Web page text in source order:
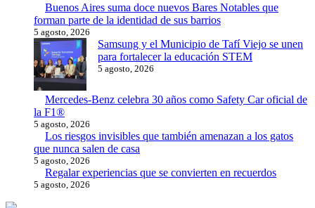
Buenos Aires suma doce nuevos Bares Notables que
forman parte de la identidad de sus barrios
5 agosto, 2026
Samsung y el Municipio de Tafí Viejo se unen
para fortalecer la educación STEM
5 agosto, 2026
Mercedes-Benz celebra 30 años como Safety Car oficial de
la F1®
5 agosto, 2026
Los riesgos invisibles que también amenazan a los gatos
que nunca salen de casa
5 agosto, 2026
Regalar experiencias que se convierten en recuerdos
5 agosto, 2026